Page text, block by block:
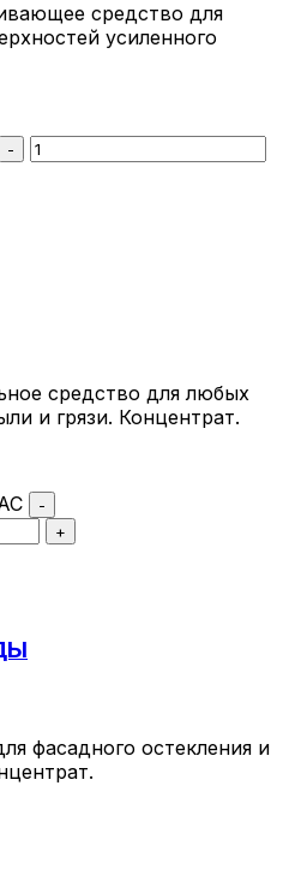
средство для
усиленного
-
средство для любых
и грязи. Концентрат.
-
+
фасадного остекления и